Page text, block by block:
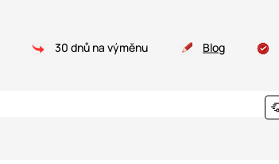
30 dnů na výměnu Blog